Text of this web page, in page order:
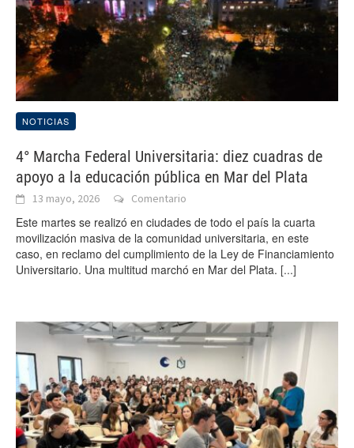
NOTICIAS
4° Marcha Federal Universitaria: diez cuadras de
apoyo a la educación pública en Mar del Plata
13 mayo, 2026 Comentario
Este martes se realizó en ciudades de todo el país la cuarta
movilización masiva de la comunidad universitaria, en este
caso, en reclamo del cumplimiento de la Ley de Financiamiento
Universitario. Una multitud marchó en Mar del Plata. [...]